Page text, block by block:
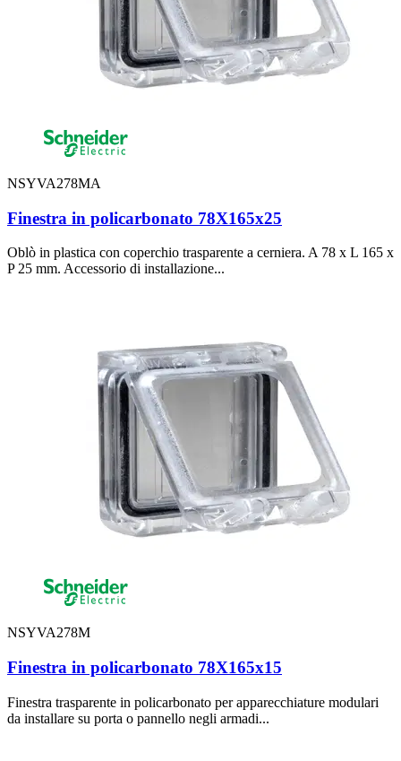
NSYVA278MA
Finestra in policarbonato 78X165x25
Oblò in plastica con coperchio trasparente a cerniera. A 78 x L 165 x
P 25 mm. Accessorio di installazione...
NSYVA278M
Finestra in policarbonato 78X165x15
Finestra trasparente in policarbonato per apparecchiature modulari
da installare su porta o pannello negli armadi...